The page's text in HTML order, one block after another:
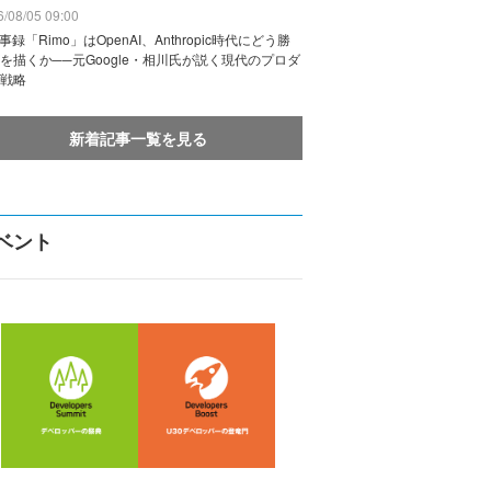
08/05 09:00
録「Rimo」はOpenAI、Anthropic時代にどう勝
描くか──元Google・相川氏が説く現代のプロダ
略
新着記事一覧を見る
ント